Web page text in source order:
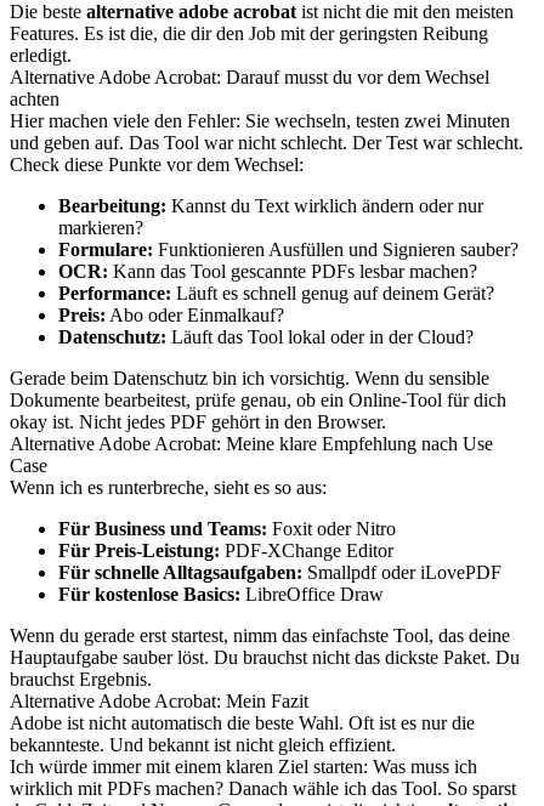
Die beste alternative adobe acrobat ist nicht die mit den meisten
Features. Es ist die, die dir den Job mit der geringsten Reibung
erledigt.
Alternative Adobe Acrobat: Darauf musst du vor dem Wechsel
achten
Hier machen viele den Fehler: Sie wechseln, testen zwei Minuten
und geben auf. Das Tool war nicht schlecht. Der Test war schlecht.
Check diese Punkte vor dem Wechsel:
Bearbeitung: Kannst du Text wirklich ändern oder nur
markieren?
Formulare: Funktionieren Ausfüllen und Signieren sauber?
OCR: Kann das Tool gescannte PDFs lesbar machen?
Performance: Läuft es schnell genug auf deinem Gerät?
Preis: Abo oder Einmalkauf?
Datenschutz: Läuft das Tool lokal oder in der Cloud?
Gerade beim Datenschutz bin ich vorsichtig. Wenn du sensible
Dokumente bearbeitest, prüfe genau, ob ein Online-Tool für dich
okay ist. Nicht jedes PDF gehört in den Browser.
Alternative Adobe Acrobat: Meine klare Empfehlung nach Use
Case
Wenn ich es runterbreche, sieht es so aus:
Für Business und Teams: Foxit oder Nitro
Für Preis-Leistung: PDF-XChange Editor
Für schnelle Alltagsaufgaben: Smallpdf oder iLovePDF
Für kostenlose Basics: LibreOffice Draw
Wenn du gerade erst startest, nimm das einfachste Tool, das deine
Hauptaufgabe sauber löst. Du brauchst nicht das dickste Paket. Du
brauchst Ergebnis.
Alternative Adobe Acrobat: Mein Fazit
Adobe ist nicht automatisch die beste Wahl. Oft ist es nur die
bekannteste. Und bekannt ist nicht gleich effizient.
Ich würde immer mit einem klaren Ziel starten: Was muss ich
wirklich mit PDFs machen? Danach wähle ich das Tool. So sparst